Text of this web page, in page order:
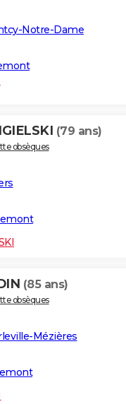
Notre-Dame
(79 ans)
obsèques
(85 ans)
obsèques
Mézières